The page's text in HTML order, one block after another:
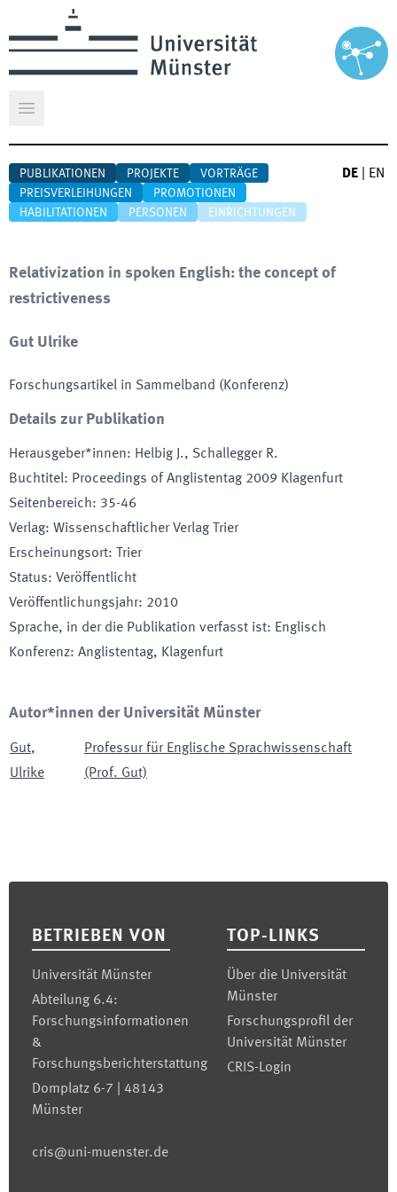
Hauptmenü öffnen
PUBLIKATIONEN PROJEKTE
VORTRÄGE
PREISVERLEIHUNGEN
PROMOTIONEN
HABILITATIONEN
PERSONEN EINRICHTUNGEN
DE EN
Relativization in spoken English: the concept of
restrictiveness
Gut Ulrike
Forschungsartikel in Sammelband (Konferenz)
Details zur Publikation
Herausgeber*innen: Helbig J., Schallegger R.
Buchtitel: Proceedings of Anglistentag 2009 Klagenfurt
Seitenbereich: 35-46
Verlag: Wissenschaftlicher Verlag Trier
Erscheinungsort:
Trier
Status: Veröffentlicht
Veröffentlichungsjahr: 2010
Sprache, in der die Publikation verfasst ist: Englisch
Konferenz: Anglistentag, Klagenfurt
Autor*innen der Universität Münster
Gut,
Ulrike
Professur für Englische Sprachwissenschaft
(Prof. Gut)
BETRIEBEN VON
Universität Münster
Abteilung 6.4:
Forschungsinformationen
&
Forschungsberichterstattung
Domplatz 6-7 | 48143
Münster
cris@uni-muenster.de
TOP-LINKS
Über die Universität
Münster
Forschungsprofil der
Universität Münster
CRIS-Login